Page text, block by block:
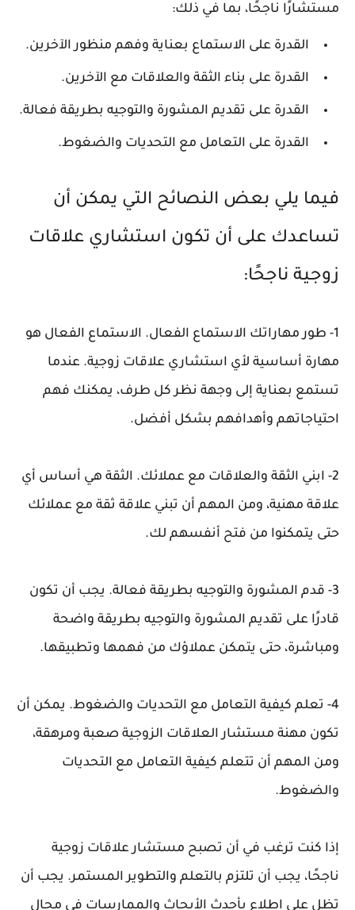
مستشارًا ناجحًا، بما في ذلك:
القدرة على الاستماع بعناية وفهم منظور الآخرين.
القدرة على بناء الثقة والعلاقات مع الآخرين.
القدرة على تقديم المشورة والتوجيه بطريقة فعالة.
القدرة على التعامل مع التحديات والضغوط.
فيما يلي بعض النصائح التي يمكن أن
تساعدك على أن تكون استشاري علاقات
زوجية ناجحًا:
1- طور مهاراتك الاستماع الفعال. الاستماع الفعال هو
مهارة أساسية لأي استشاري علاقات زوجية. عندما
تستمع بعناية إلى وجهة نظر كل طرف، يمكنك فهم
احتياجاتهم وأهدافهم بشكل أفضل.
2- ابني الثقة والعلاقات مع عملائك. الثقة هي أساس أي
علاقة مهنية، ومن المهم أن تبني علاقة ثقة مع عملائك
حتى يتمكنوا من فتح أنفسهم لك.
3- قدم المشورة والتوجيه بطريقة فعالة. يجب أن تكون
قادرًا على تقديم المشورة والتوجيه بطريقة واضحة
ومباشرة، حتى يتمكن عملاؤك من فهمها وتطبيقها.
4- تعلم كيفية التعامل مع التحديات والضغوط. يمكن أن
تكون مهنة مستشار العلاقات الزوجية صعبة ومرهقة،
ومن المهم أن تتعلم كيفية التعامل مع التحديات
والضغوط.
إذا كنت ترغب في أن تصبح مستشار علاقات زوجية
ناجحًا، يجب أن تلتزم بالتعلم والتطوير المستمر. يجب أن
تظل على اطلاع بأحدث الأبحاث والممارسات في مجال